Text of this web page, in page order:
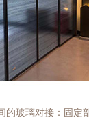
的玻璃对接：固定